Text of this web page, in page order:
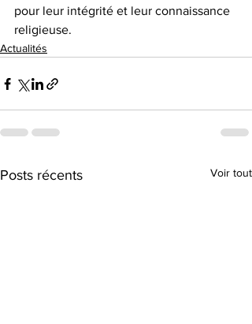
pour leur intégrité et leur connaissance
religieuse.
Actualités
Posts récents Voir tout